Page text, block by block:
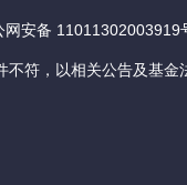
网安备 11011302003919
符，以相关公告及基金